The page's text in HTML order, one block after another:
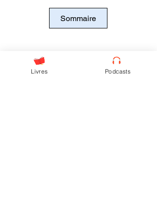
Sommaire
Livres Podcasts